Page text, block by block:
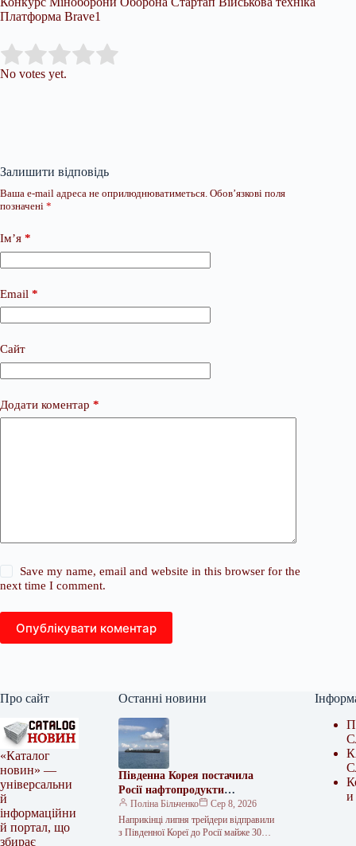
Платформа Brave1
Rate this item:
No votes yet.
Залишити відповідь
Ваша e-mail адреса не оприлюднюватиметься. Обов’язкові поля
позначені *
Ім’я *
Email *
Сайт
Додати коментар *
Save my name, email and website in this browser for the
next time I comment.
Опублікувати коментар
Про сайт
«Каталог
новин» —
універсальни
й
інформаційни
й портал, що
збирає
Останні новини
Південна Корея постачила
Росії нафтопродукти
наприкінці липня
Поліна Більченко
Сер 8, 2026
Наприкінці липня трейдери відправили
з Південної Кореї до Росії майже 30
и